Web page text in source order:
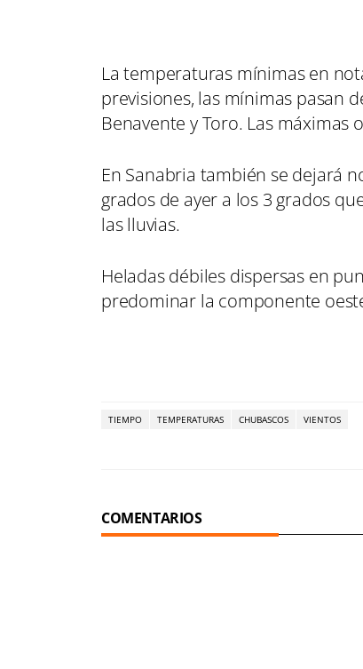
La temperaturas mínimas en
previsiones, las mínimas pasan
Benavente y Toro. Las máximas
En Sanabria también se dejará
grados de ayer a los 3 grados
las lluvias.
Heladas débiles dispersas en
predominar la componente
TIEMPO TEMPERATURAS CHUBASCOS VIENTOS
COMENTARIOS